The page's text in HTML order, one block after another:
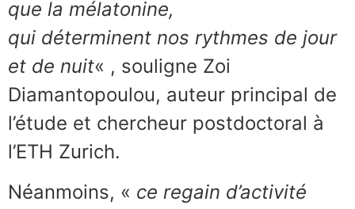
que la mélatonine,
qui déterminent nos rythmes de jour
et de nuit« , souligne Zoi
Diamantopoulou, auteur principal de
l’étude et chercheur postdoctoral à
l’ETH Zurich.
Néanmoins, « ce regain d’activité